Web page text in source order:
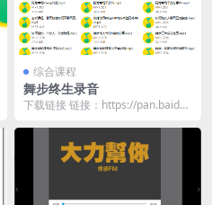
综合课程
舞步终生录音
下载链接 链接：https://pan.baidu.